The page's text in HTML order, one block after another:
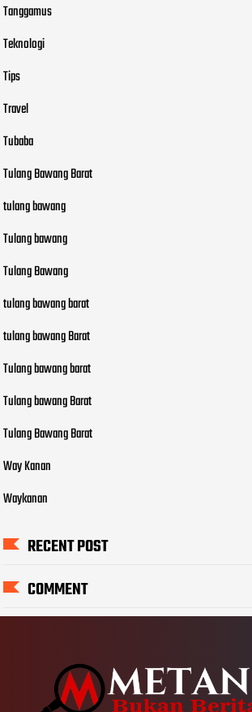
Tanggamus
Teknologi
Tips
Travel
Tubaba
Tulang Bawang Barat
tulang bawang
Tulang bawang
Tulang Bawang
tulang bawang barat
tulang bawang Barat
Tulang bawang barat
Tulang bawang Barat
Tulang Bawang Barat
Way Kanan
Waykanan
RECENT POST
COMMENT